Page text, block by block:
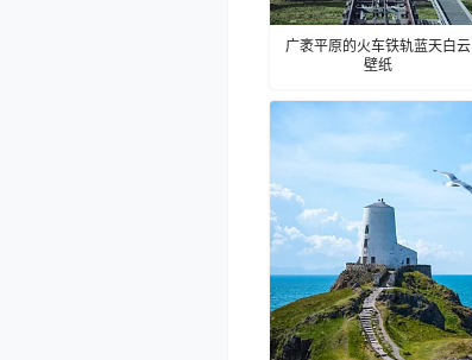
广袤平原的火车铁轨蓝天白云
壁纸